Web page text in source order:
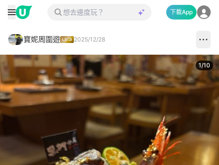
下載App
寶妮周圍遊 2025/12/28
1/10